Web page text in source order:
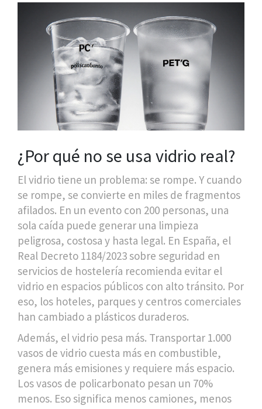
¿Por qué no se usa vidrio real?
El vidrio tiene un problema: se rompe. Y cuando
se rompe, se convierte en miles de fragmentos
afilados. En un evento con 200 personas, una
sola caída puede generar una limpieza
peligrosa, costosa y hasta legal. En España, el
Real Decreto 1184/2023 sobre seguridad en
servicios de hostelería recomienda evitar el
vidrio en espacios públicos con alto tránsito. Por
eso, los hoteles, parques y centros comerciales
han cambiado a plásticos duraderos.
Además, el vidrio pesa más. Transportar 1.000
vasos de vidrio cuesta más en combustible,
genera más emisiones y requiere más espacio.
Los vasos de policarbonato pesan un 70%
menos. Eso significa menos camiones, menos